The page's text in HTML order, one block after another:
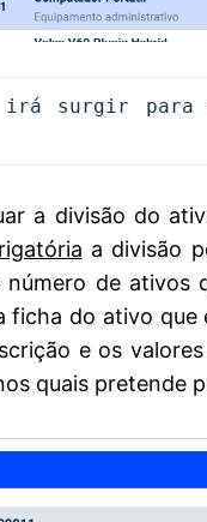
irá surgir
a divisão do
a divisão
de ativos
do ativo
e os
quais pretende